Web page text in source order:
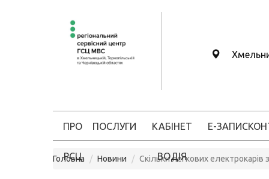
ПРО
РСЦ
ПОСЛУГИ КАБІНЕТ
ВОДІЯ
Е-ЗАПИС
Головна Новини Скільки легкових електрокарів